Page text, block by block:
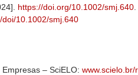
https://doi.org/10.1002/smj.640
doi/10.1002/smj.640
– SciELO: www.scielo.br/